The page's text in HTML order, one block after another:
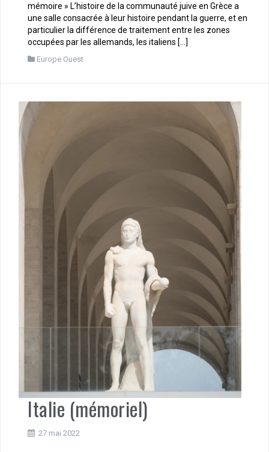
mémoire » L’histoire de la communauté juive en Grèce a
une salle consacrée à leur histoire pendant la guerre, et en
particulier la différence de traitement entre les zones
occupées par les allemands, les italiens […]
Europe Ouest
Italie (mémoriel)
27 mai 2022